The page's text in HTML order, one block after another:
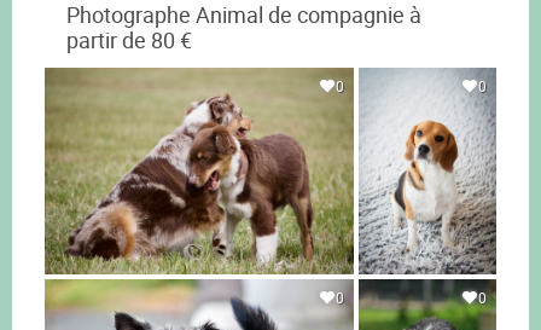
Photographe Animal de compagnie à
partir de 80 €
0 0
0 0